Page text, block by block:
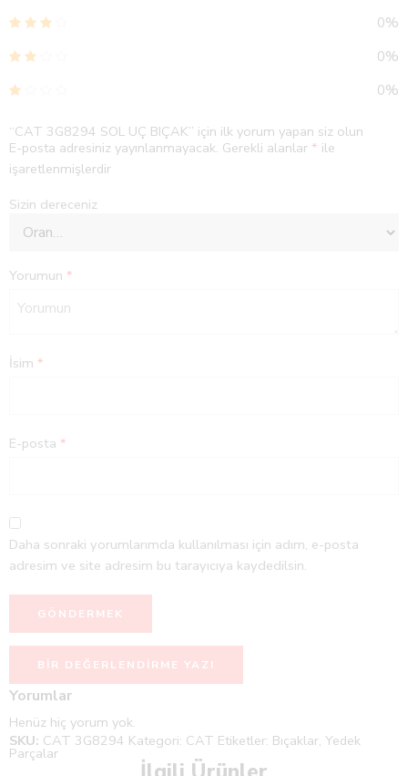
0%
0%
0%
“CAT 3G8294 SOL UÇ BIÇAK” için ilk yorum yapan siz olun
E-posta adresiniz yayınlanmayacak. Gerekli alanlar * ile
işaretlenmişlerdir
Sizin dereceniz
Yorumun *
İsim *
E-posta *
Daha sonraki yorumlarımda kullanılması için adım, e-posta
adresim ve site adresim bu tarayıcıya kaydedilsin.
BIR DEĞERLENDIRME YAZI
Yorumlar
Henüz hiç yorum yok.
SKU: CAT 3G8294 Kategori: CAT Etiketler: Bıçaklar, Yedek
Parçalar